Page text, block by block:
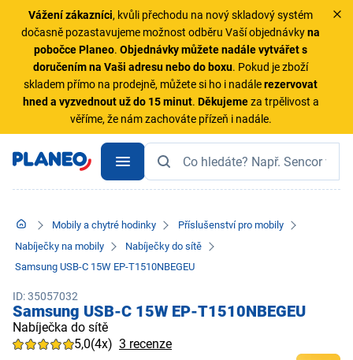
Vážení zákazníci, kvůli přechodu na nový skladový systém
dočasně pozastavujeme možnost odběru Vaší objednávkyna
pobočce Planeo.Objednávky můžete nadále vytvářet s
doručením na Vaši adresu nebo do boxu. Pokud je zboží
skladem přímo na prodejně, můžete si ho i nadálerezervovat
hned a vyzvednout už do 15 minut. Děkujemeza trpělivost a
věříme, že nám zachováte přízeň i nadále.
Mobily a chytré hodinky
Příslušenství pro mobily
Nabíječky na mobily
Nabíječky do sítě
Samsung USB-C 15W EP-T1510NBEGEU
ID: 35057032
Samsung USB-C 15W EP-T1510NBEGEU
Nabíječka do sítě
5,0(4x) 3 recenze